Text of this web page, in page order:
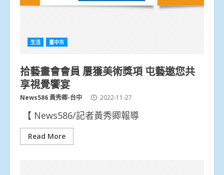
生活 臺中市
拾藝畫會會員 屢獲美術獎項 屯藝邀您共
享視覺饗宴
News586 黃秀卿-台中 2022-11-27
【 News586/記者黃秀卿報導
Read More